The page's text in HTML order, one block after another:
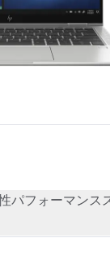
パフォーマンス